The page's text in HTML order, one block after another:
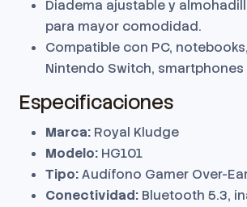
Diadema ajustable y
para mayor comodidad.
Compatible con PC,
Nintendo Switch, smartphones
Especificaciones
Marca: Royal Kludge
Modelo: HG101
Tipo:Audífono Gamer Over-
Conectividad: Bluetooth 5.3,